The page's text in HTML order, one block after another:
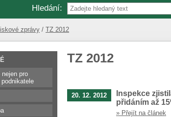
Hledání:
zprávy TZ 2012
nejen pro
TZ 2012
20. 12. 2012
Inspekce
přidáním až
» Přejít na článek